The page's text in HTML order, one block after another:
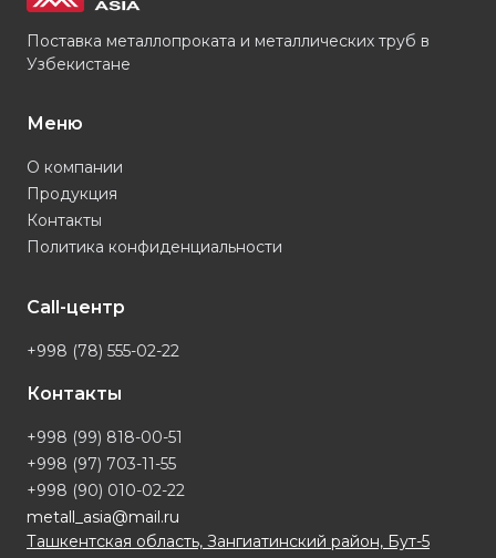
Поставка металлопроката и металлических труб в
Узбекистане
Меню
О компании
Продукция
Контакты
Политика конфиденциальности
Call-центр
+998 (78) 555-02-22
Контакты
+998 (99) 818-00-51
+998 (97) 703-11-55
+998 (90) 010-02-22
metall_asia@mail.ru
Ташкентская область, Зангиатинский район, Бут-5